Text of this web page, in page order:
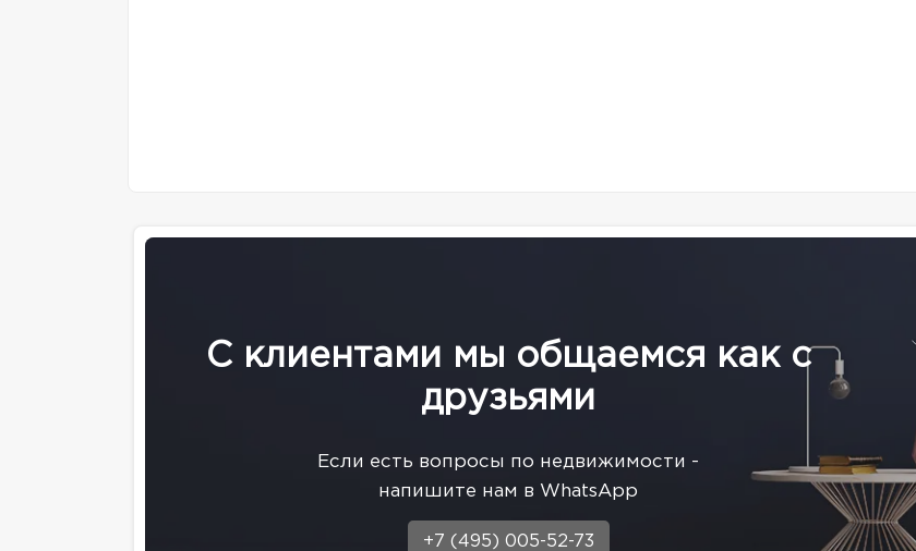
С клиентами мы общаемся как с
друзьями
Eсли есть вопросы по недвижимости -
напишите нам в WhatsApp
+7 (495) 005-52-73